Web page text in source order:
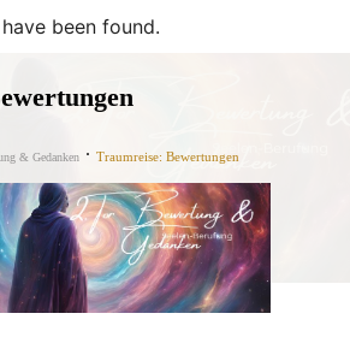
been found.
& Gedanken Traumreise: Bewertungen